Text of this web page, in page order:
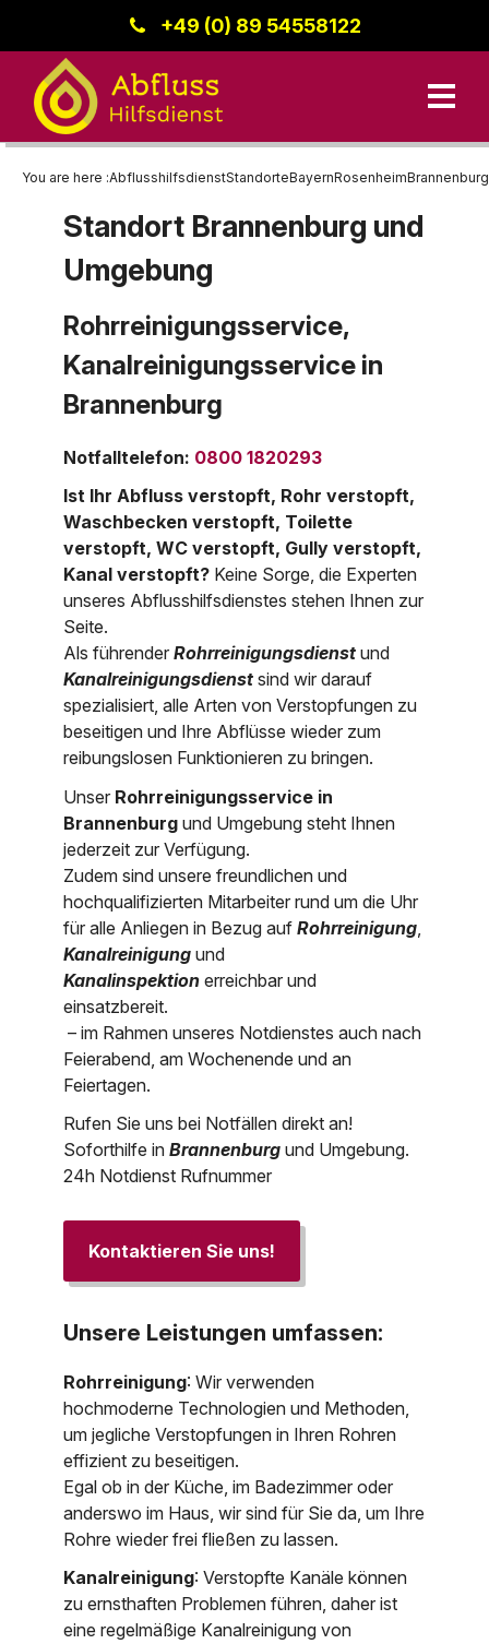
+49 (0) 89 54558122
Unsere Leistungen
Rohrreinigung
Standorte
Region Donau-Iller
Nordrhein-Westfalen
Rheinland-Pfalz
Saarland
Niederösterreich
Oberösterreich
Salzburg
Kontakt
Impressum
Über uns
Kontakt
You are here :AbflusshilfsdienstStandorteBayernRosenheimBrannenburg
Standort Brannenburg und
Umgebung
Rohrreinigungsservice,
Kanalreinigungsservice in
Brannenburg
Notfalltelefon: 0800 1820293
Ist Ihr Abfluss verstopft, Rohr verstopft,
Waschbecken verstopft, Toilette
verstopft, WC verstopft, Gully verstopft,
Kanal verstopft? Keine Sorge, die Experten
unseres Abflusshilfsdienstes stehen Ihnen zur
Seite.
Als führenderRohrreinigungsdienst und
Kanalreinigungsdienst sind wir darauf
spezialisiert, alle Arten von Verstopfungen zu
beseitigen und Ihre Abflüsse wieder zum
reibungslosen Funktionieren zu bringen.
Unser Rohrreinigungsservice in
Brannenburgund Umgebung steht Ihnen
jederzeit zur Verfügung.
Zudem sind unsere freundlichen und
hochqualifizierten Mitarbeiter rund um die Uhr
für alle Anliegen in Bezug aufRohrreinigung
Kanalreinigung und
Kanalinspektion erreichbar und
einsatzbereit.
– im Rahmen unseres Notdienstes auch nach
Feierabend, am Wochenende und an
Feiertagen.
Rufen Sie uns bei Notfällen direkt an!
Soforthilfe inBrannenburgund Umgebung.
24h Notdienst Rufnummer
Kontaktieren Sie uns!
Unsere Leistungen umfassen:
Rohrreinigung: Wir verwenden
hochmoderne Technologien und Methoden,
um jegliche Verstopfungen in Ihren Rohren
effizient zu beseitigen.
Egal ob in der Küche, im Badezimmer oder
anderswo im Haus, wir sind für Sie da, um Ihre
Rohre wieder frei fließen zu lassen.
Kanalreinigung: Verstopfte Kanäle können
zu ernsthaften Problemen führen, daher ist
eine regelmäßige Kanalreinigung von